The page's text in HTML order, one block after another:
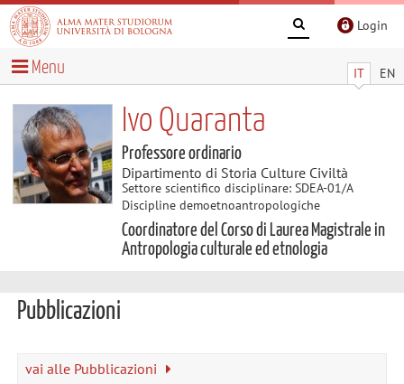
Login
IT EN
Menu
Ivo Quaranta
Professore ordinario
Dipartimento di Storia Culture Civiltà
Settore scientifico disciplinare: SDEA-01/A
Discipline demoetnoantropologiche
Coordinatore del Corso di Laurea Magistrale in
Antropologia culturale ed etnologia
Pubblicazioni
vai alle Pubblicazioni